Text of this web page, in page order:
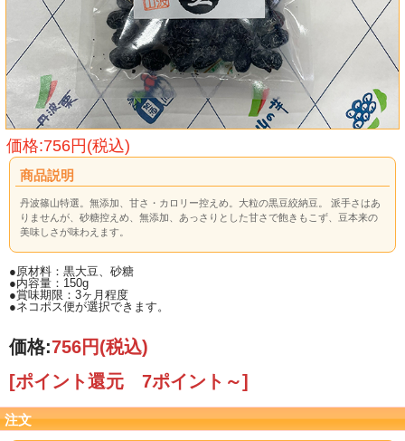
価格:756円(税込)
商品説明
丹波篠山特選。無添加、甘さ・カロリー控えめ。大粒の黒豆絞納豆。 派手さはあ
りませんが、砂糖控えめ、無添加、あっさりとした甘さで飽きもこず、豆本来の
美味しさが味わえます。
●原材料：黒大豆、砂糖
●内容量：150g
●賞味期限：3ヶ月程度
●ネコポス便が選択できます。
価格:756円(税込)
[ポイント還元 7ポイント～]
注文